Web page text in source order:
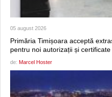
05 august 2026
Primăria Timișoara acceptă
pentru noi autorizații și
de: Marcel Hoster